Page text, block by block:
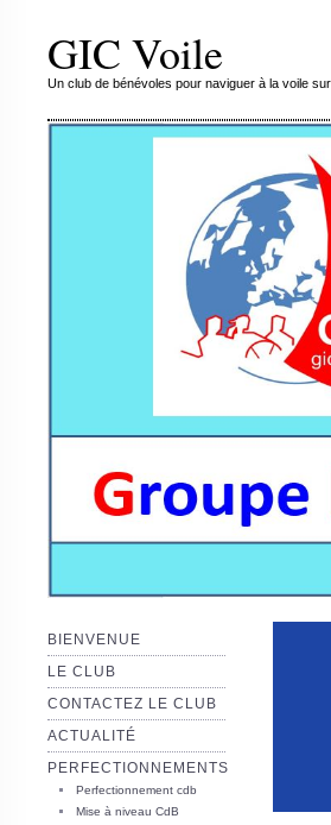
GIC Voile
Un club de bénévoles pour naviguer à la voile
BIENVENUE
LE CLUB
CONTACTEZ LE CLUB
ACTUALITÉ
PERFECTIONNEMENTS
Perfectionnement cdb
Mise à niveau CdB